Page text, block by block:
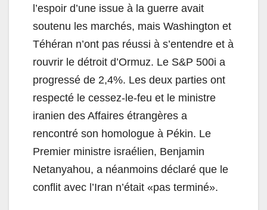
l’espoir d’une issue à la guerre avait
soutenu les marchés, mais Washington et
Téhéran n’ont pas réussi à s’entendre et à
rouvrir le détroit d’Ormuz. Le S&P 500i a
progressé de 2,4%. Les deux parties ont
respecté le cessez-le-feu et le ministre
iranien des Affaires étrangères a
rencontré son homologue à Pékin. Le
Premier ministre israélien, Benjamin
Netanyahou, a néanmoins déclaré que le
conflit avec l’Iran n’était «pas terminé».